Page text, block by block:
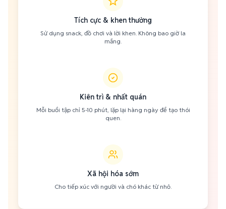
Tích cực & khen thưởng
Sử dụng snack, đồ chơi và lời khen. Không bao giờ la
mắng.
Kiên trì & nhất quán
Mỗi buổi tập chỉ 5-10 phút, lặp lại hàng ngày để tạo thói
quen.
Xã hội hóa sớm
Cho tiếp xúc với người và chó khác từ nhỏ.